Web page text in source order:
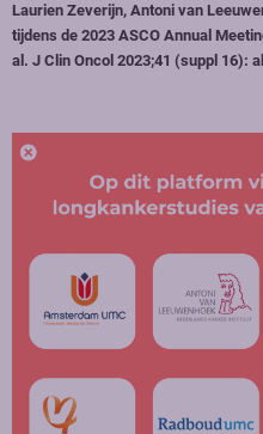
Laurien Zeverijn, Antoni van
tijdens de 2023 ASCO Annual
al. J Clin Oncol 2023;41 (suppl 16):